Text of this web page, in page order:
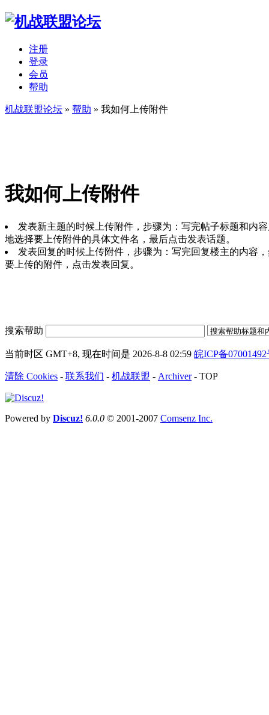
注册
登录
会员
帮助
机战联盟论坛 » 帮助 » 我如何上传附件
我如何上传附件
发表新主题的时候上传附件，步骤为：写完帖子标题和内
地选择要上传附件的具体文件名，最后点击发表话题。
发表回复的时候上传附件，步骤为：写完回复楼主的内容
要上传的附件，点击发表回复。
搜索帮助
当前时区 GMT+8, 现在时间是 2026-8-8 02:59 皖ICP备07001492
清除 Cookies - 联系我们 - 机战联盟 - Archiver- TOP
Powered by Discuz! 6.0.0 © 2001-2007 Comsenz Inc.